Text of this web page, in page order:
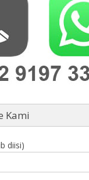
Kami
diisi)